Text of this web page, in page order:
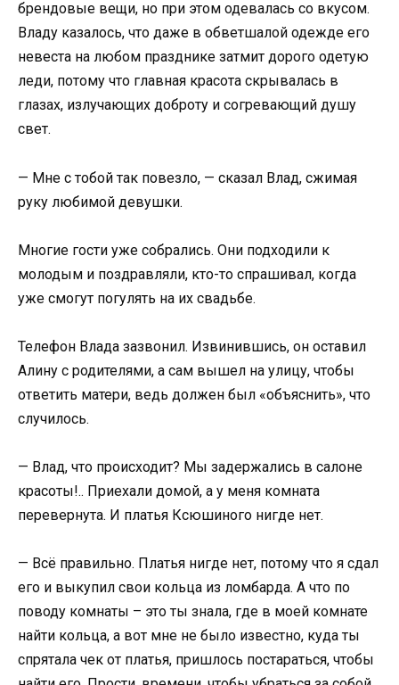
брендовые вещи, но при этом одевалась со вкусом.
Владу казалось, что даже в обветшалой одежде его
невеста на любом празднике затмит дорого одетую
леди, потому что главная красота скрывалась в
глазах, излучающих доброту и согревающий душу
свет.
— Мне с тобой так повезло, — сказал Влад, сжимая
руку любимой девушки.
Многие гости уже собрались. Они подходили к
молодым и поздравляли, кто-то спрашивал, когда
уже смогут погулять на их свадьбе.
Телефон Влада зазвонил. Извинившись, он оставил
Алину с родителями, а сам вышел на улицу, чтобы
ответить матери, ведь должен был «объяснить», что
случилось.
— Влад, что происходит? Мы задержались в салоне
красоты!.. Приехали домой, а у меня комната
перевернута. И платья Ксюшиного нигде нет.
— Всё правильно. Платья нигде нет, потому что я сдал
его и выкупил свои кольца из ломбарда. А что по
поводу комнаты – это ты знала, где в моей комнате
найти кольца, а вот мне не было известно, куда ты
спрятала чек от платья, пришлось постараться, чтобы